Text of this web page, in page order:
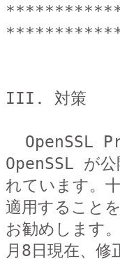
III. 対策
OpenSSL が
れています。
適用すること
お勧めします
月8日現在、修